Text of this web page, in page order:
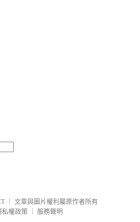
文章與圖片權利屬原作者所有
私權政策
服務聲明